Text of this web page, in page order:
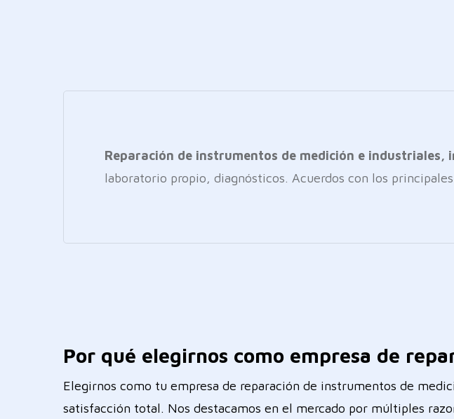
Reparación de instrumentos de medición e
laboratorio propio, diagnósticos. Acuerdos con los
Por qué elegirnos como empresa de
Elegirnos como tu empresa de reparación de instrumentos de
satisfacción total. Nos destacamos en el mercado por múltiples